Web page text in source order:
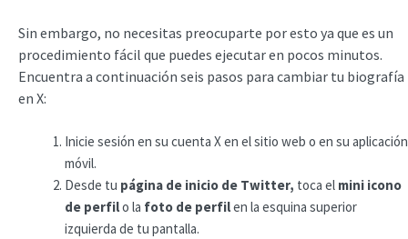
Sin embargo, no necesitas preocuparte por esto ya que es un
procedimiento fácil que puedes ejecutar en pocos minutos.
Encuentra a continuación seis pasos para cambiar tu biografía
en X:
Inicie sesión en su cuenta X en el sitio web o en su aplicación
móvil.
Desde tu página de inicio de Twitter, toca el mini icono
de perfilo la foto de perfilen la esquina superior
izquierda de tu pantalla.